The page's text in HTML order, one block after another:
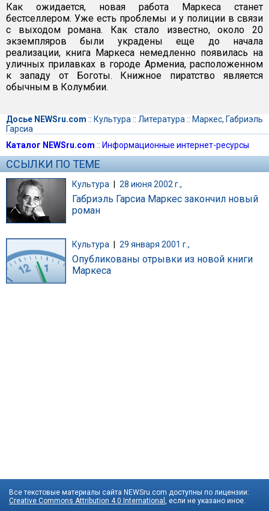
Как ожидается, новая работа Маркеса станет
бестселлером. Уже есть проблемы и у полиции в связи
с выходом романа. Как стало известно, около 20
экземпляров были украдены еще до начала
реализации, книга Маркеса немедленно появилась на
уличных прилавках в городе Армениа, расположенном
к западу от Боготы. Книжное пиратство является
обычным в Колумбии.
Досье NEWSru.com :: Культура :: Литература :: Маркес, Габриэль
Гарсиа
Каталог NEWSru.com :: Информационные интернет-ресурсы
ССЫЛКИ ПО ТЕМЕ
Культура | 28 июня 2002 г.,
Габриэль Гарсиа Маркес закончил новый
роман
Культура 29 января 2001 г.,
Опубликованы отрывки из новой книги
Маркеса
Все текстовые материалы сайта NEWSru.com доступны по лицензии:
Creative Commons Attribution 4.0 International , если не указано иное.